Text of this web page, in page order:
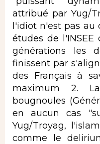
attribué par Yug/
l'idiot n'est pas au
études de
générations les
finissent par
des Français à
maximum 2.
bougnoules
en aucun cas
Yug/Troyag,
comme le